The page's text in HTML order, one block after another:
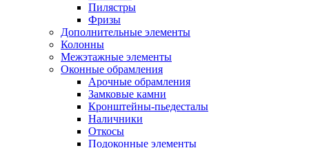
Пилястры
Фризы
Дополнительные элементы
Колонны
Межэтажные элементы
Оконные обрамления
Арочные обрамления
Замковые камни
Кронштейны-пьедесталы
Наличники
Откосы
Подоконные элементы